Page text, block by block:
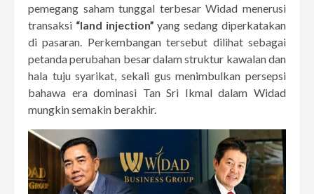
pemegang saham tunggal terbesar Widad menerusi
transaksi “land injection” yang sedang diperkatakan
di pasaran. Perkembangan tersebut dilihat sebagai
petanda perubahan besar dalam struktur kawalan dan
hala tuju syarikat, sekali gus menimbulkan persepsi
bahawa era dominasi Tan Sri Ikmal dalam Widad
mungkin semakin berakhir.